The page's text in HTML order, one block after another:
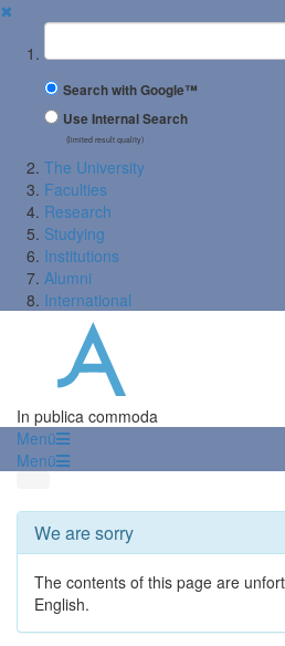
✖
Suchbegriff
Search with Google™
Use Internal Search
(limited result quality)
The University
Faculties
Research
Studying
Institutions
Alumni
International
In publica commoda
Menü
Menü
We are sorry
The contents of this page are
English.